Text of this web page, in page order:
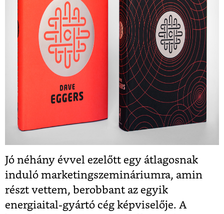
Jó néhány évvel ezelőtt egy átlagosnak
induló marketingszemináriumra, amin
részt vettem, berobbant az egyik
energiaital-gyártó cég képviselője. A